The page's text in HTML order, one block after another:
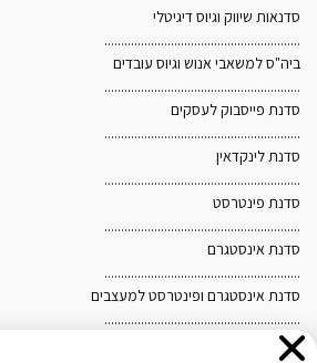
סדנאות שיווק וגיוס דיגיטלי
...........................................................
ביה"ס למשאבי אנוש וגיוס עובדים
...........................................................
סדנת פייסבוק לעסקים
...........................................................
סדנת לינקדאין
...........................................................
סדנת פינטרסט
...........................................................
סדנת אינסטגרם
...........................................................
סדנת אינסטגרם ופינטרסט למעצבים
...........................................................
מפת האתר
חוויית הגלישה והתאמת תכנים ופרסומים.
ובהמשך השימוש באתר, אתם מסכימים
מדיניות הפרטיות ומדיניות ה-Cookies